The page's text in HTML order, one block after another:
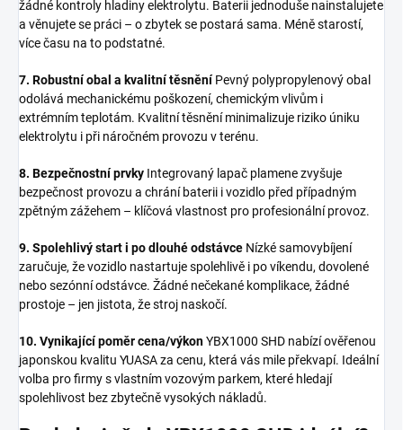
žádné kontroly hladiny elektrolytu. Baterii jednoduše nainstalujete
a věnujete se práci – o zbytek se postará sama. Méně starostí,
více času na to podstatné.
7. Robustní obal a kvalitní těsněníPevný polypropylenový obal
odolává mechanickému poškození, chemickým vlivům i
extrémním teplotám. Kvalitní těsnění minimalizuje riziko úniku
elektrolytu i při náročném provozu v terénu.
8. Bezpečnostní prvky Integrovaný lapač plamene zvyšuje
bezpečnost provozu a chrání baterii i vozidlo před případným
zpětným zážehem – klíčová vlastnost pro profesionální provoz.
9. Spolehlivý start i po dlouhé odstávce Nízké samovybíjení
zaručuje, že vozidlo nastartuje spolehlivě i po víkendu, dovolené
nebo sezónní odstávce. Žádné nečekané komplikace, žádné
prostoje – jen jistota, že stroj naskočí.
10. Vynikající poměr cena/výkonYBX1000 SHD nabízí ověřenou
japonskou kvalitu YUASA za cenu, která vás mile překvapí. Ideální
volba pro firmy s vlastním vozovým parkem, které hledají
spolehlivost bez zbytečně vysokých nákladů.